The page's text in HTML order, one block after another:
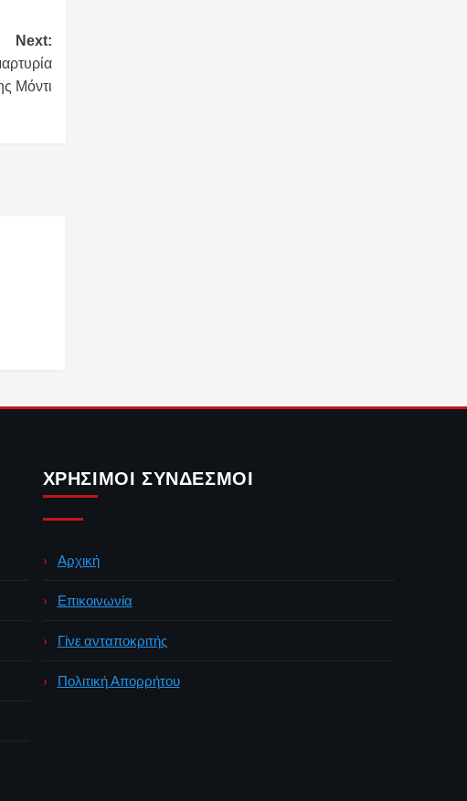
Next:
Μόντι
ΧΡΉΣΙΜΟΙ ΣΎΝΔΕΣΜΟΙ
Αρχική
Επικοινωνία
Γίνε ανταποκριτής
Πολιτική Απορρήτου